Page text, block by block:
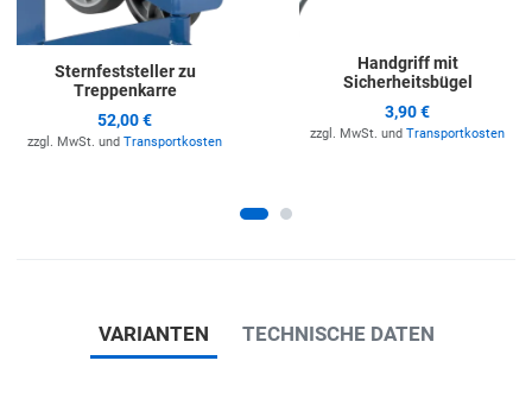
Sternfeststeller zu
Treppenkarre
52,00 €
zzgl. MwSt. und Transportkosten
Handgriff mit
Sicherheitsbügel
3,90 €
zzgl. MwSt. und Transportkosten
VARIANTEN TECHNISCHE DATEN